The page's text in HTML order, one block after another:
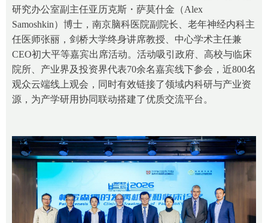
研究办公室副主任亚历克斯・萨莫什金（Alex
Samoshkin）博士，南京脑科医院副院长、老年神经内科主
任医师张丽，剑桥大学终身讲席教授、中心学术主任兼
CEO初大平等嘉宾出席活动。活动吸引政府、高校与临床
院所、产业界及投资界代表70余名嘉宾线下参会，近800名
观众云端线上观会，同时有效链接了领域内科研与产业资
源，为产学研用协同联动搭建了优质交流平台。